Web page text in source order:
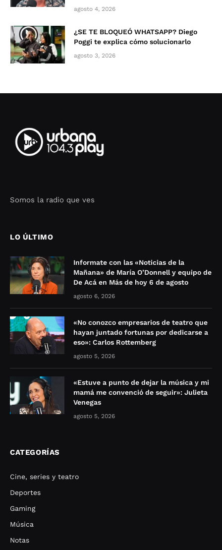
agosto 4, 2026
¿SE TE BLOQUEÓ WHATSAPP? Diego
Poggi te explica cómo solucionarlo
agosto 3, 2026
Somos la radio que ves
LO ÚLTIMO
Informate con las «Noticias de la
Mañana» de María O’Donnell y equipo de
De Acá en Más de hoy 6 de agosto
agosto 6, 2026
«No conozco empresarios de teatro que
hayan juntado fortunas por dedicarse a
eso»: Carlos Rottemberg
agosto 5, 2026
«Estuve a punto de dejar la música y mi
mamá me convenció de seguir»: Julieta
Venegas
agosto 5, 2026
CATEGORÍAS
Cine, series y teatro
Deportes
Gaming
Música
Notas